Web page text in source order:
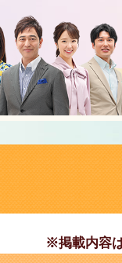
※掲載内容